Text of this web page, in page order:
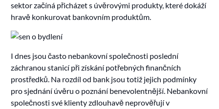
sektor začíná přicházet s úvěrovými produkty, které dokáží
hravě konkurovat bankovním produktům.
I dnes jsou často nebankovní společnosti poslední
záchranou stanicí při získání potřebných finančních
prostředků. Na rozdíl od bank jsou totiž jejich podmínky
pro sjednání úvěru o poznání benevolentnější. Nebankovní
společnosti své klienty zdlouhavě neprověřují v